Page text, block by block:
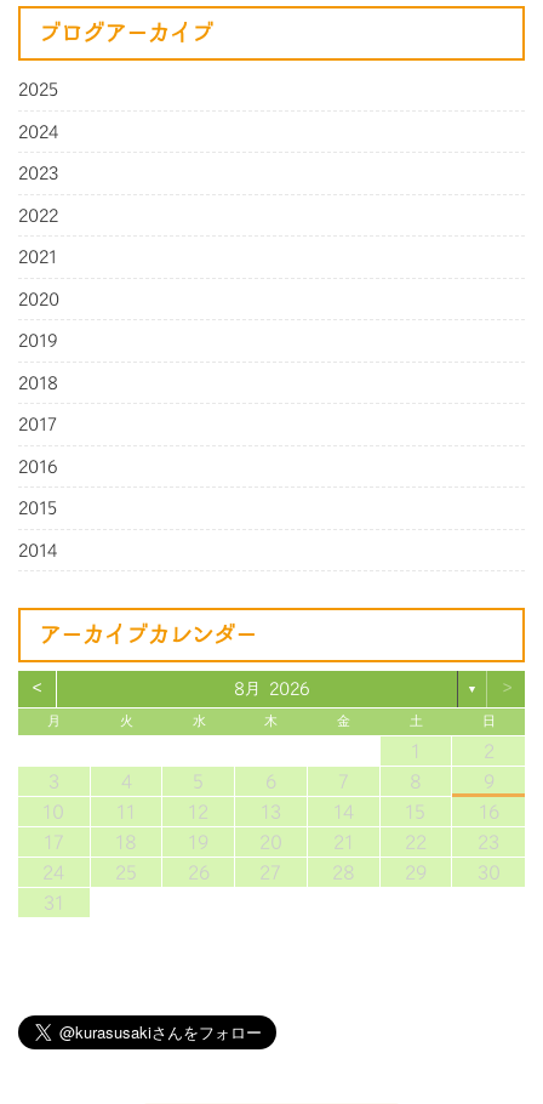
ブログアーカイブ
2025
2024
2023
2022
2021
2020
2019
2018
2017
2016
2015
2014
アーカイブカレンダー
< 8月 2026 ▼ >
月 火 水 木 金 土 日
1
2
3
4 5 6 7 8
9
10
11 12 13 14 15
16
17
18 19 20 21 22
23
24
25 26 27 28 29
30
31